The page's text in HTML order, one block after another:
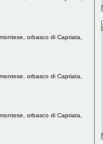
orbasco di Capriata,
orbasco di Capriata,
orbasco di Capriata,